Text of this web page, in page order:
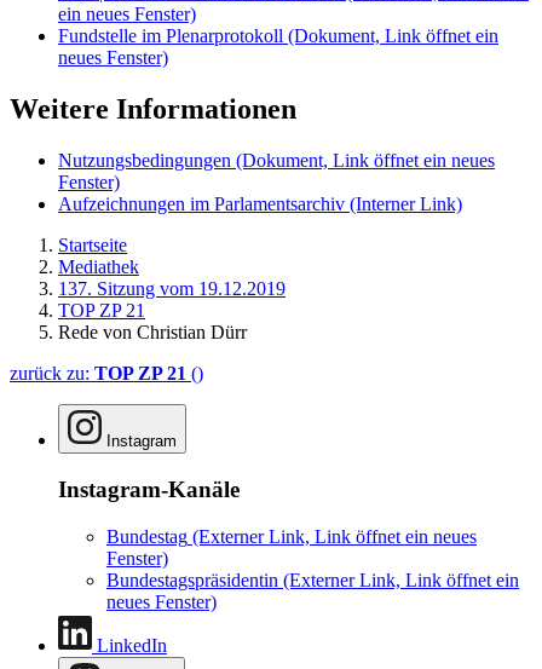
ein neues Fenster)
Fundstelle im Plenarprotokoll (Dokument, Link öffnet ein
neues Fenster)
Weitere Informationen
Nutzungsbedingungen (Dokument, Link öffnet ein neues
Fenster)
Aufzeichnungen im Parlamentsarchiv (Interner Link)
Startseite
Mediathek
137. Sitzung vom 19.12.2019
TOP ZP 21
Rede von Christian Dürr
zurück zu: TOP ZP 21 ()
Instagram
Instagram-Kanäle
Bundestag (Externer Link, Link öffnet ein neues
Fenster)
Bundestagspräsidentin (Externer Link, Link öffnet ein
neues Fenster)
LinkedIn